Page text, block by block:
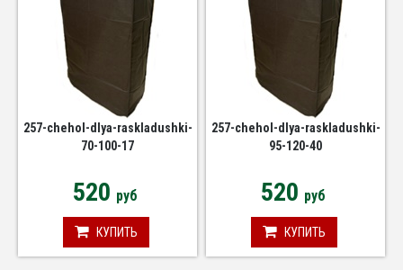
257-chehol-dlya-raskladushki-
70-100-17
520 руб
КУПИТЬ
257-chehol-dlya-raskladushki-
95-120-40
520 руб
КУПИТЬ